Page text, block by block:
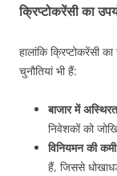
क्रिप्टोकरेंसी का
हालांकि क्रिप्टोकरेंसी
चुनौतियां भी हैं:
बाजार में
निवेशकों को
विनियमन की
हैं, जिससे